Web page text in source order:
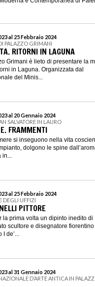
al 25 Febbraio 2024
PALAZZO GRIMANI
RITORNI IN LAGUNA
Grimani è lieto di presentare la
in Laguna. Organizzata dal
del Minis...
al 20 Gennaio 2024
SALVATORE IN LAURO
FRAMMENTI
si inseguono nella vita
dolgono le spine
in...
al 25 Febbraio 2024
DEGLI UFFIZI
PITTORE
la prima volta un dipinto inedito di
scultore e disegnatore
I de’...
al 31 Gennaio 2024
D’ARTE ANTICA IN